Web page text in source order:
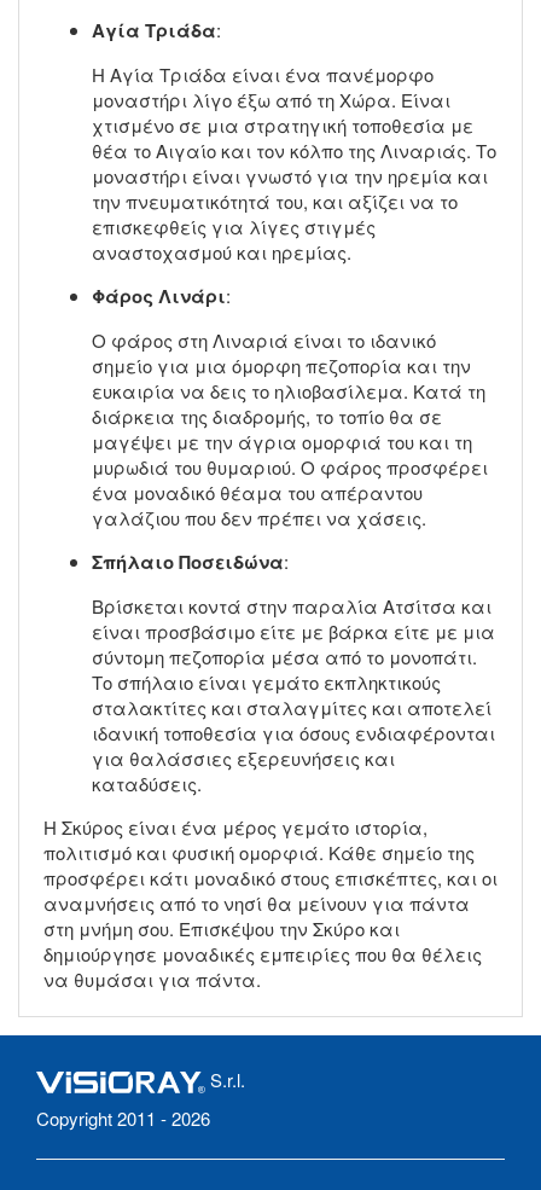
Αγία Τριάδα:
Η Αγία Τριάδα είναι ένα πανέμορφο
μοναστήρι λίγο έξω από τη Χώρα. Είναι
χτισμένο σε μια στρατηγική τοποθεσία με
θέα το Αιγαίο και τον κόλπο της Λιναριάς. Το
μοναστήρι είναι γνωστό για την ηρεμία και
την πνευματικότητά του, και αξίζει να το
επισκεφθείς για λίγες στιγμές
αναστοχασμού και ηρεμίας.
Φάρος Λινάρι:
Ο φάρος στη Λιναριά είναι το ιδανικό
σημείο για μια όμορφη πεζοπορία και την
ευκαιρία να δεις το ηλιοβασίλεμα. Κατά τη
διάρκεια της διαδρομής, το τοπίο θα σε
μαγέψει με την άγρια ομορφιά του και τη
μυρωδιά του θυμαριού. Ο φάρος προσφέρει
ένα μοναδικό θέαμα του απέραντου
γαλάζιου που δεν πρέπει να χάσεις.
Σπήλαιο Ποσειδώνα:
Βρίσκεται κοντά στην παραλία Ατσίτσα και
είναι προσβάσιμο είτε με βάρκα είτε με μια
σύντομη πεζοπορία μέσα από το μονοπάτι.
Το σπήλαιο είναι γεμάτο εκπληκτικούς
σταλακτίτες και σταλαγμίτες και αποτελεί
ιδανική τοποθεσία για όσους ενδιαφέρονται
για θαλάσσιες εξερευνήσεις και
καταδύσεις.
Η Σκύρος είναι ένα μέρος γεμάτο ιστορία,
πολιτισμό και φυσική ομορφιά. Κάθε σημείο της
προσφέρει κάτι μοναδικό στους επισκέπτες, και οι
αναμνήσεις από το νησί θα μείνουν για πάντα
στη μνήμη σου. Επισκέψου την Σκύρο και
δημιούργησε μοναδικές εμπειρίες που θα θέλεις
να θυμάσαι για πάντα.
S.r.l.
Copyright 2011 - 2026